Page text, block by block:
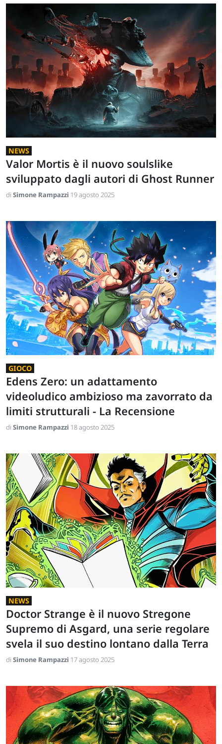
NEWS
Valor Mortis è il nuovo soulslike
sviluppato dagli autori di Ghost Runner
di Simone Rampazzi 19 agosto 2025
GIOCO
Edens Zero: un adattamento
videoludico ambizioso ma zavorrato da
limiti strutturali - La Recensione
di Simone Rampazzi 18 agosto 2025
NEWS
Doctor Strange è il nuovo Stregone
Supremo di Asgard, una serie regolare
svela il suo destino lontano dalla Terra
di Simone Rampazzi 17 agosto 2025